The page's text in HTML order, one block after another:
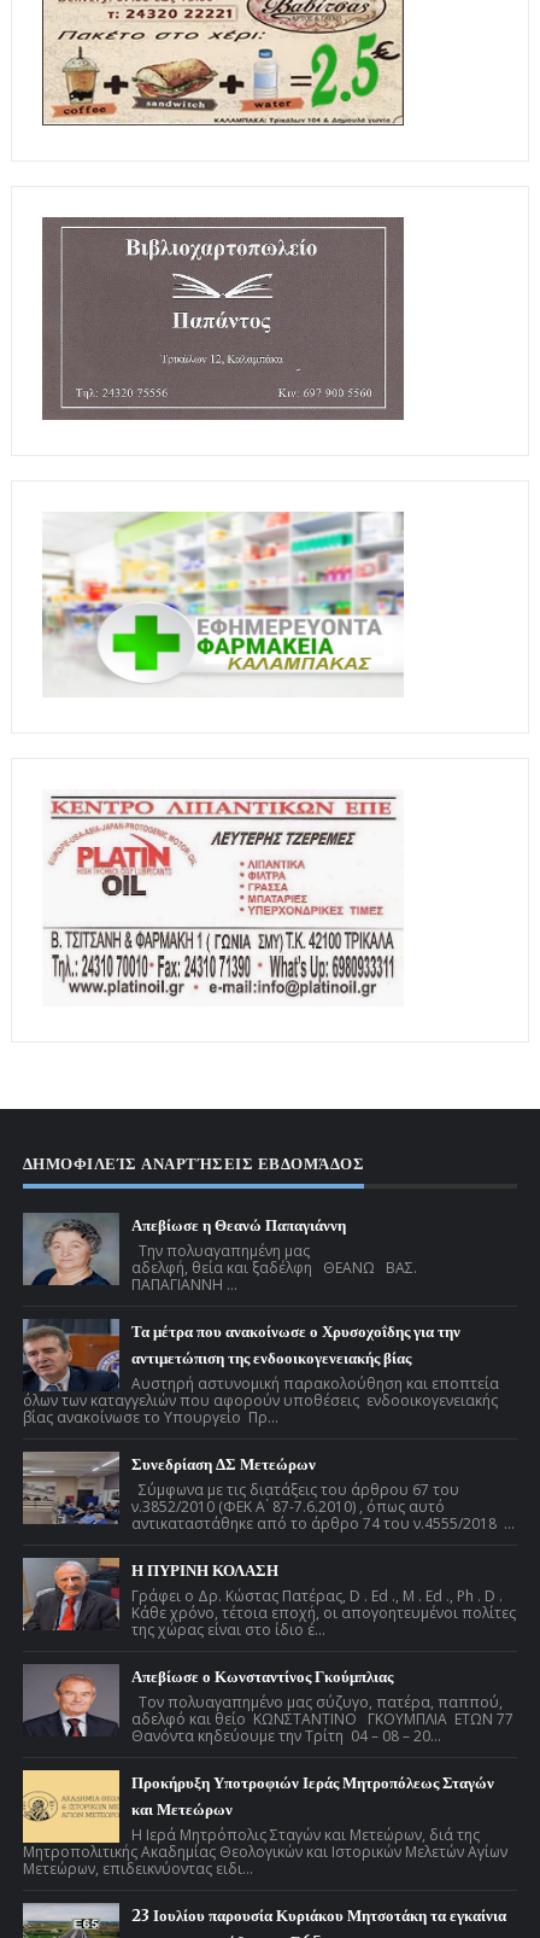
ΔΗΜΟΦΙΛΕΊΣ ΑΝΑΡΤΉΣΕΙΣ ΕΒΔΟΜΆΔΟΣ
Απεβίωσε η Θεανώ Παπαγιάννη
Την πολυαγαπημένη μας
αδελφή, θεία και ξαδέλφη ΘΕΑΝΩ ΒΑΣ.
ΠΑΠΑΓΙΑΝΝΗ ...
Τα μέτρα που ανακοίνωσε ο Χρυσοχοΐδης για την
αντιμετώπιση της ενδοοικογενειακής βίας
Αυστηρή αστυνομική παρακολούθηση και εποπτεία
όλων των καταγγελιών που αφορούν υποθέσεις ενδοοικογενειακής
βίας ανακοίνωσε το Υπουργείο Πρ...
Συνεδρίαση ΔΣ Μετεώρων
Σύμφωνα με τις διατάξεις του άρθρου 67 του
ν.3852/2010 (ΦΕΚ Α ́ 87-7.6.2010) , όπως αυτό
αντικαταστάθηκε από το άρθρο 74 του ν.4555/2018 ...
Η ΠΥΡΙΝΗ ΚΟΛΑΣΗ
Γράφει ο Δρ. Κώστας Πατέρας, D . Ed ., M . Ed ., Ph . D .
Κάθε χρόνο, τέτοια εποχή, οι απογοητευμένοι πολίτες
της χώρας είναι στο ίδιο έ...
Απεβίωσε ο Κωνσταντίνος Γκούμπλιας
Τον πολυαγαπημένο μας σύζυγο, πατέρα, παππού,
αδελφό και θείο ΚΩΝΣΤΑΝΤΙΝΟ ΓΚΟΥΜΠΛΙΑ ΕΤΩΝ 77
Θανόντα κηδεύουμε την Τρίτη 04 – 08 – 20...
Προκήρυξη Υποτροφιών Ιεράς Μητροπόλεως Σταγών
και Μετεώρων
Η Ιερά Μητρόπολις Σταγών και Μετεώρων, διά της
Μητροπολιτικής Ακαδημίας Θεολογικών και Ιστορικών Μελετών Αγίων
Μετεώρων, επιδεικνύοντας ειδι...
23 Ιουλίου παρουσία Κυριάκου Μητσοτάκη τα εγκαίνια